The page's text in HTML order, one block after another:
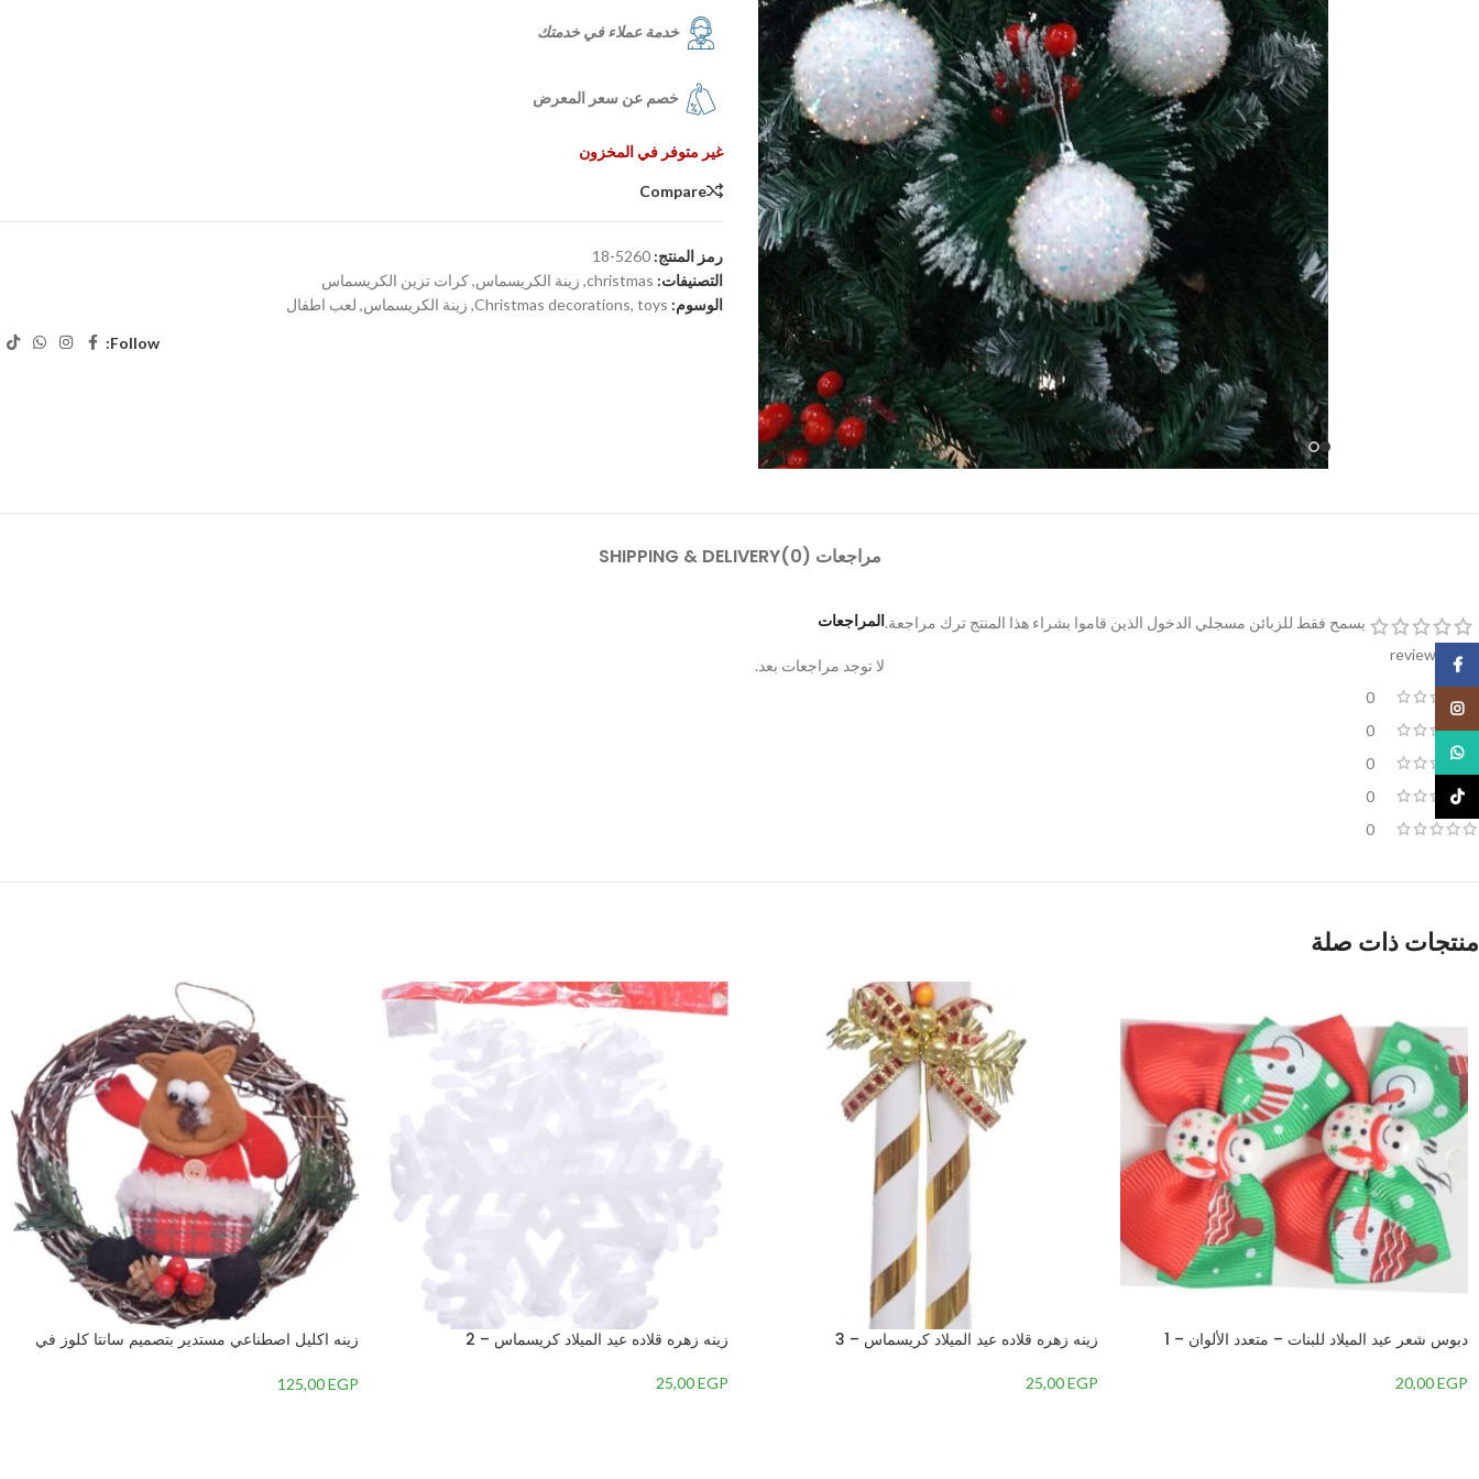
خدمة عملاء في خدمتك
خصم عن سعر المعرض
غير متوفر في المخزون
Compare
رمز المنتج: 5260-18
التصنيفات: christmas
, زينة الكريسماس,كرات تزين الكريسماس
الوسوم:
Christmas decorations, toys
, زينة الكريسماس, لعب اطفال
Follow:
مراجعات (0) SHIPPING & DELIVERY
0
0
0
0
0
المراجعات
لا توجد مراجعات بعد.
يسمح فقط للزبائن مسجلي الدخول الذين قاموا بشراء هذا المنتج ترك مراجعة.
منتجات ذات صلة
دبوس شعر عيد الميلاد للبنات – متعدد الألوان – 1
20,00EGP
زينه زهره قلاده عيد الميلاد كريسماس – 3
25,00EGP
زينه زهره قلاده عيد الميلاد كريسماس – 2
25,00EGP
زينه اكليل اصطناعي مستدير بتصميم سانتا كلوز في
125,00EGP
Facebook
Instagram
WhatsApp
TikTok